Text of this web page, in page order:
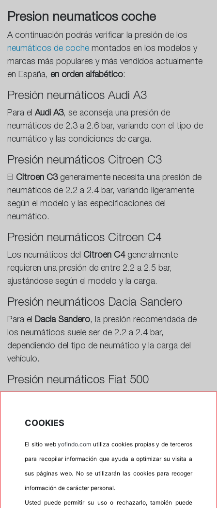
Presion neumaticos coche
A continuación podrás verificar la presión de los
neumáticos de coche montados en los modelos y
marcas más populares y más vendidos actualmente
en España, en orden alfabético:
Presión neumáticos Audi A3
Para el Audi A3, se aconseja una presión de
neumáticos de 2.3 a 2.6 bar, variando con el tipo de
neumático y las condiciones de carga.
Presión neumáticos Citroen C3
El Citroen C3generalmente necesita una presión de
neumáticos de 2.2 a 2.4 bar, variando ligeramente
según el modelo y las especificaciones del
neumático.
Presión neumáticos Citroen C4
Los neumáticos del Citroen C4generalmente
requieren una presión de entre 2.2 a 2.5 bar,
ajustándose según el modelo y la carga.
Presión neumáticos Dacia Sandero
Para el Dacia Sandero, la presión recomendada de
los neumáticos suele ser de 2.2 a 2.4 bar,
dependiendo del tipo de neumático y la carga del
vehículo.
Presión neumáticos Fiat 500
alrededor de 2.2 a 2.4 bar, dependiendo de la carga y
Presión neumáticos Ford Fiesta
La presión recomendada para los neumáticos del
Ford Fiestavaría entre 2.1 a 2.4 bar, dependiendo de
la versión y la carga del vehículo.
COOKIES
El sitio webyofindo.com utiliza cookies propias y de terceros
para recopilar información que ayuda a optimizar su visita a
sus páginas web. No se utilizarán las cookies para recoger
información de carácter personal.
Usted puede permitir su uso o rechazarlo, también puede